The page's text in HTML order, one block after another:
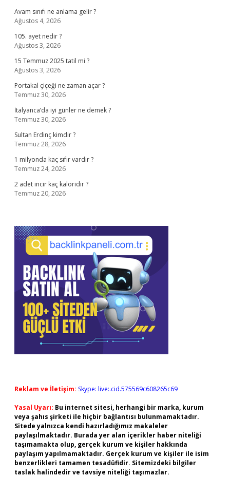
Avam sınıfı ne anlama gelir ?
Ağustos 4, 2026
105. ayet nedir ?
Ağustos 3, 2026
15 Temmuz 2025 tatil mi ?
Ağustos 3, 2026
Portakal çiçeği ne zaman açar ?
Temmuz 30, 2026
İtalyanca’da iyi günler ne demek ?
Temmuz 30, 2026
Sultan Erdinç kimdir ?
Temmuz 28, 2026
1 milyonda kaç sıfır vardır ?
Temmuz 24, 2026
2 adet incir kaç kaloridir ?
Temmuz 20, 2026
Reklam ve İletişim: Skype: live:.cid.575569c608265c69
Yasal Uyarı: Bu internet sitesi, herhangi bir marka, kurum
veya şahıs şirketi ile hiçbir bağlantısı bulunmamaktadır.
Sitede yalnızca kendi hazırladığımız makaleler
paylaşılmaktadır. Burada yer alan içerikler haber niteliği
taşımamakta olup, gerçek kurum ve kişiler hakkında
paylaşım yapılmamaktadır. Gerçek kurum ve kişiler ile isim
benzerlikleri tamamen tesadüfidir. Sitemizdeki bilgiler
taslak halindedir ve tavsiye niteliği taşımazlar.